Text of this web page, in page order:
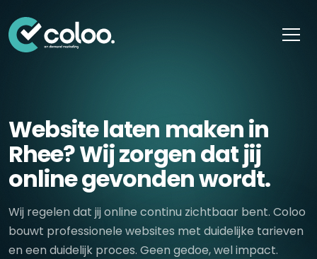
Website laten maken in
Rhee? Wij zorgen dat jij
online gevonden wordt.
Wij regelen dat jij online continu zichtbaar bent. Coloo
bouwt professionele websites met duidelijke tarieven
en een duidelijk proces. Geen gedoe, wel impact.